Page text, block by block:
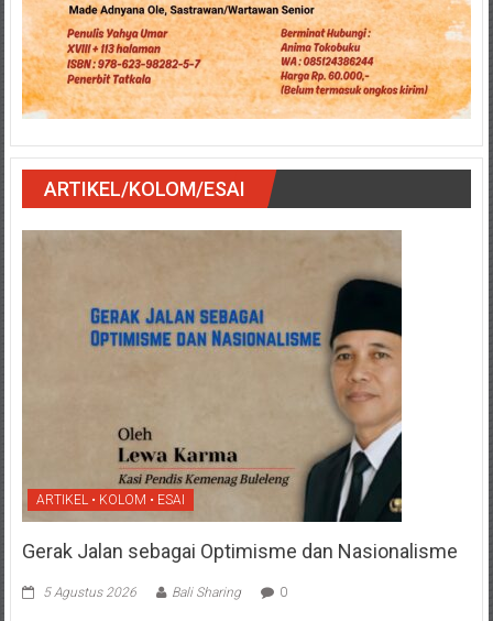
ARTIKEL/KOLOM/ESAI
ARTIKEL • KOLOM • ESAI
Gerak Jalan sebagai Optimisme dan Nasionalisme
5 Agustus 2026 Bali Sharing 0